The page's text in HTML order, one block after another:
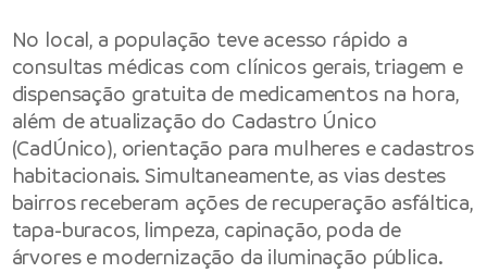
No local, a população teve acesso rápido a
consultas médicas com clínicos gerais, triagem e
dispensação gratuita de medicamentos na hora,
além de atualização do Cadastro Único
(CadÚnico), orientação para mulheres e cadastros
habitacionais. Simultaneamente, as vias destes
bairros receberam ações de recuperação asfáltica,
tapa-buracos, limpeza, capinação, poda de
árvores e modernização da iluminação pública.